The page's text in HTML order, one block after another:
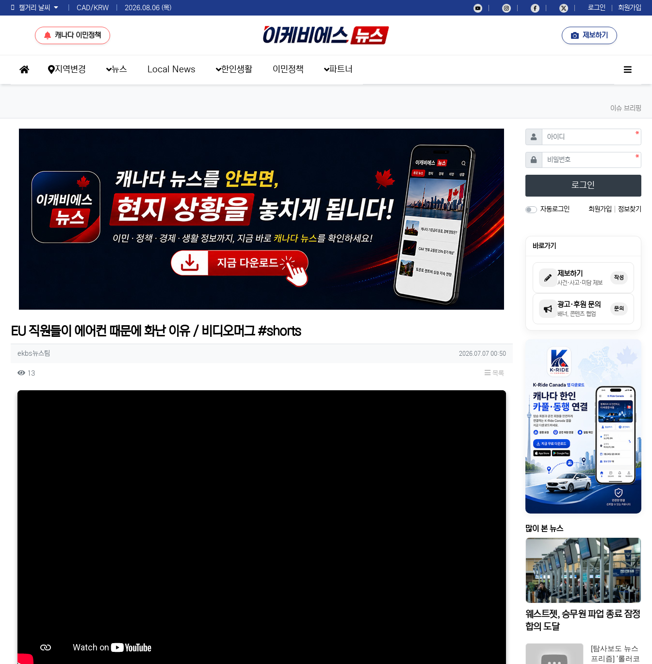
토론토 날씨 CAD/KRW 2026.08.06 (목) 로그인 회원가입
캐나다 이민정책 제보하기
지역변경 뉴스 Local News 한인생활 이민정책
파트너
홈으로
사이드
이슈 브리핑
이슈 브리핑
EU 직원들이 에어컨 때문에 화난 이유 / 비디오머그 #shorts
작성자 정보
ekbs뉴스팀 작성일
2026.07.07 00:50
컨텐츠 정보
13조회 목록
본문
아이디 필수
비밀번호필수
로그인
자동로그인 회원가입 정보찾기
바로가기
제보하기
사건·사고·미담 제보
작성
광고·후원 문의
배너, 콘텐츠 협업
문의
많이 본 뉴스
웨스트젯, 승무원 파업 종료 잠정
합의 도달
[탐사보도 뉴스
프리즘] '롤러코